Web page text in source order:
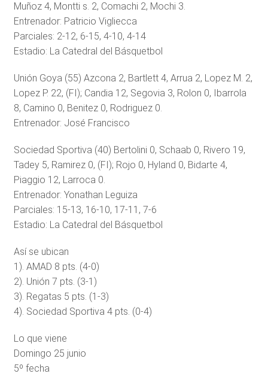
Muñoz 4, Montti s. 2, Comachi 2, Mochi 3.
Entrenador: Patricio Vigliecca
Parciales: 2-12, 6-15, 4-10, 4-14
Estadio: La Catedral del Básquetbol
Unión Goya (55) Azcona 2, Bartlett 4, Arrua 2, Lopez M. 2,
Lopez P. 22, (FI); Candia 12, Segovia 3, Rolon 0, Ibarrola
8, Camino 0, Benitez 0, Rodriguez 0.
Entrenador: José Francisco
Sociedad Sportiva (40) Bertolini 0, Schaab 0, Rivero 19,
Tadey 5, Ramirez 0, (FI); Rojo 0, Hyland 0, Bidarte 4,
Piaggio 12, Larroca 0.
Entrenador: Yonathan Leguiza
Parciales: 15-13, 16-10, 17-11, 7-6
Estadio: La Catedral del Básquetbol
Así se ubican
1). AMAD 8 pts. (4-0)
2). Unión 7 pts. (3-1)
3). Regatas 5 pts. (1-3)
4). Sociedad Sportiva 4 pts. (0-4)
Lo que viene
Domingo 25 junio
5º fecha